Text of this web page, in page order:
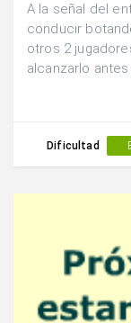
A la señal del
conducir
otros 2
alcanzarlo
Dificultad